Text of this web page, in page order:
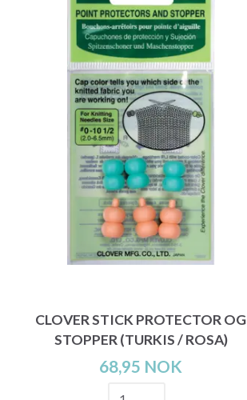
CLOVER STICK PROTECTOR OG
STOPPER (TURKIS / ROSA)
68,95 NOK